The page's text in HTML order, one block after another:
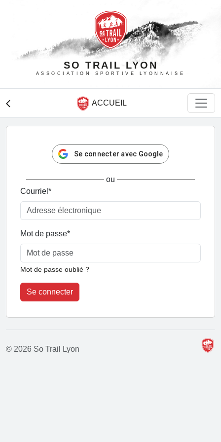
SO TRAIL LYON
ASSOCIATION SPORTIVE LYONNAISE
arrow_back_ios ACCUEIL
Se connecter avec Google
ou
Courriel *
Mot de passe*
Mot de passe oublié ?
Se connecter
© 2026 So Trail Lyon